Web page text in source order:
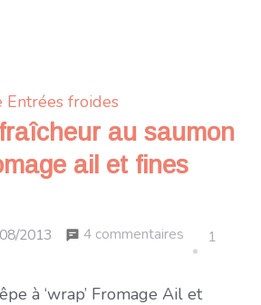
Entrées froides
au saumon
ail et fines
2013 4 commentaires
wrap
1
à ‘wrap’ Fromage Ail et